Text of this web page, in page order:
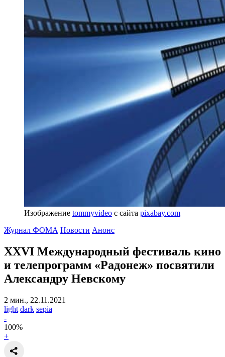
Изображение tommyvideo с сайта pixabay.com
Журнал ФОМА Новости Анонс
XXVI Международный фестиваль кино
и телепрограмм «Радонеж» посвятили
Александру Невскому
2 мин., 22.11.2021
light dark sepia
-
100%
+